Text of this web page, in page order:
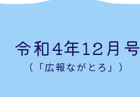
令和4年12月号
（「広報ながとろ」）